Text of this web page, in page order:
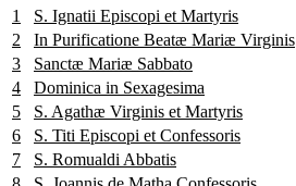
1
S. Ignatii Episcopi et Martyris
2
In Purificatione Beatæ Mariæ Virginis
3
Sanctæ Mariæ Sabbato
4
Dominica in Sexagesima
5
S. Agathæ Virginis et Martyris
6
S. Titi Episcopi et Confessoris
7
S. Romualdi Abbatis